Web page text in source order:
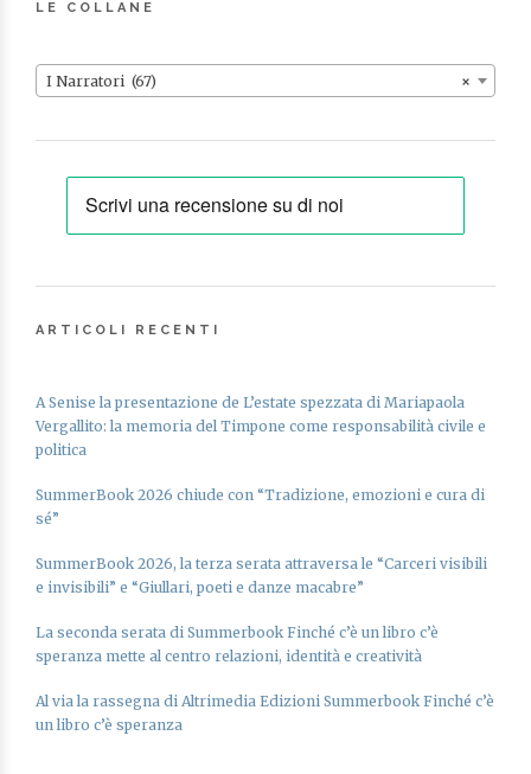
LE COLLANE
×
I Narratori (67)
ARTICOLI RECENTI
A Senise la presentazione de L’estate spezzata di Mariapaola
Vergallito: la memoria del Timpone come responsabilità civile e
politica
SummerBook 2026 chiude con “Tradizione, emozioni e cura di
sé”
SummerBook 2026, la terza serata attraversa le “Carceri visibili
e invisibili” e “Giullari, poeti e danze macabre”
La seconda serata di Summerbook Finché c’è un libro c’è
speranza mette al centro relazioni, identità e creatività
Al via la rassegna di Altrimedia Edizioni Summerbook Finché c’è
un libro c’è speranza